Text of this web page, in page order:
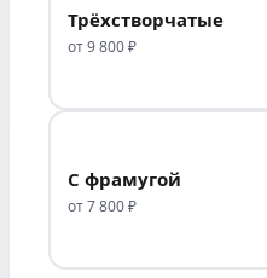
Трёхстворчатые
от 9 800 ₽
С фрамугой
от 7 800 ₽